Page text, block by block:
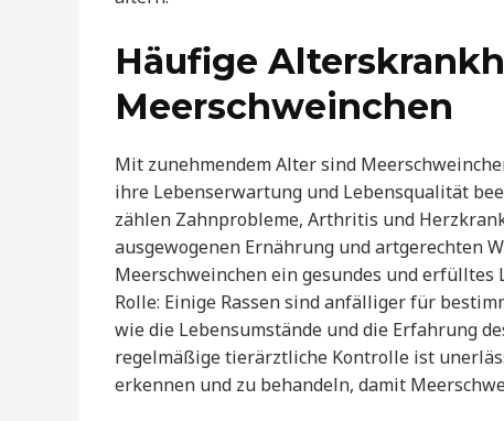
Häufige
Meerschweinchen
Mit zunehmendem Alter sind
ihre Lebenserwartung und Lebensqualität
zählen Zahnprobleme, Arthritis und
ausgewogenen Ernährung und artgerechten
Meerschweinchen ein gesundes und
Rolle: Einige Rassen sind anfälliger für
wie die Lebensumstände und die Erfahrung
regelmäßige tierärztliche Kontrolle ist
erkennen und zu behandeln, damit